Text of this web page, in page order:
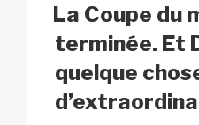
k
o
k
LE
La Coupe du
terminée. Et
quelque